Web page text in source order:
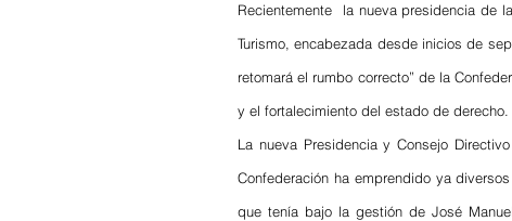
Recientemente  la nueva presidencia de
Turismo, encabezada desde inicios de
retomará el rumbo correcto” de la
y el fortalecimiento del estado de derecho.
La nueva Presidencia y Consejo
Confederación ha emprendido ya
que tenía bajo la gestión de José